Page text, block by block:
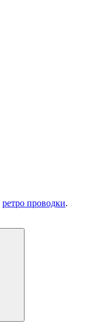
ретро проводки.